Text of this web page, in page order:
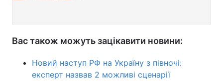
Вас також можуть зацікавити новини:
Новий наступ РФ на Україну з півночі:
експерт назвав 2 можливі сценарії